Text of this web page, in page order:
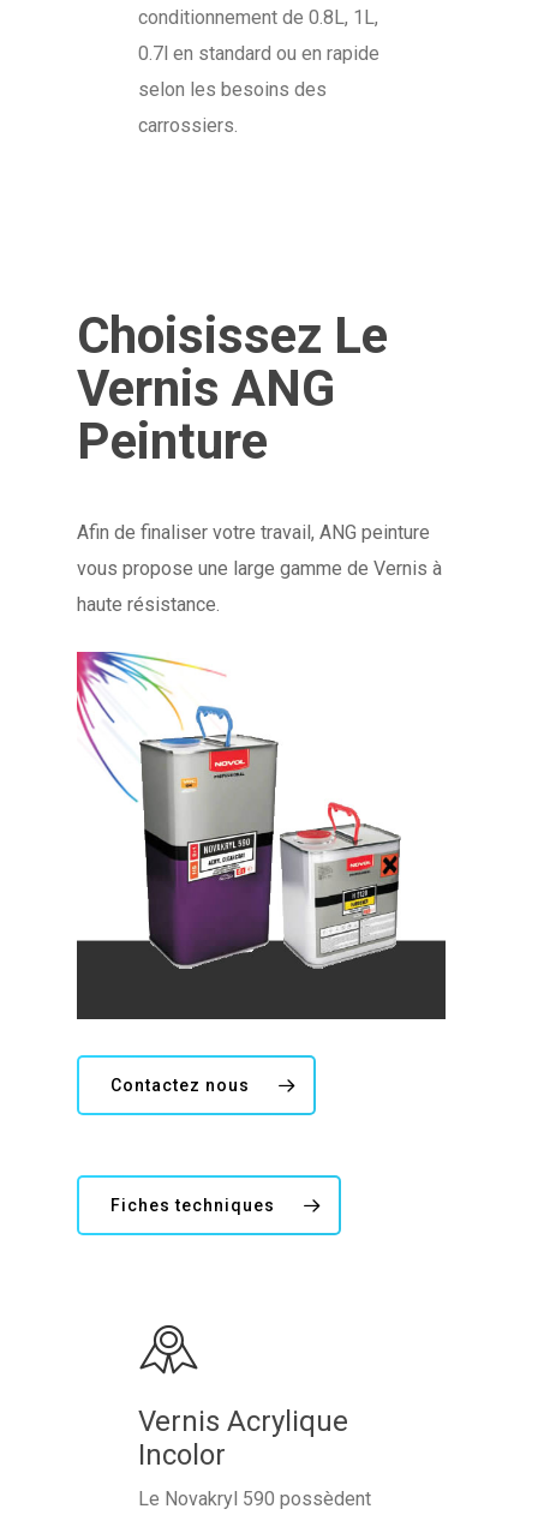
conditionnement de 0.8L, 1L,
0.7l en standard ou en rapide
selon les besoins des
carrossiers.
Choisissez Le
Vernis ANG
Peinture
Afin de finaliser votre travail, ANG peinture
vous propose une large gamme de Vernis à
haute résistance.
Contactez nous
Fiches techniques
Vernis Acrylique
Incolor
Le Novakryl 590 possèdent